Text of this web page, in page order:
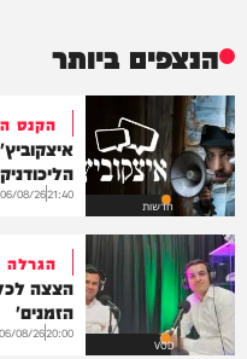
הנצפים ביותר
חדשות
הקנס
21:40
06/08/26
VOD
הזמנים'
20:00
06/08/26